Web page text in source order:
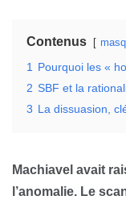
Contenus
1
Pourquoi les «
2 SBF et la
3 La dissuasion,
Machiavel avait
l’anomalie. Le